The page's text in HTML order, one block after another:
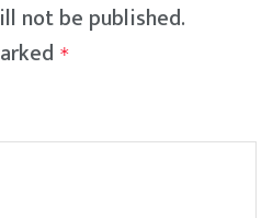
not be published.
*